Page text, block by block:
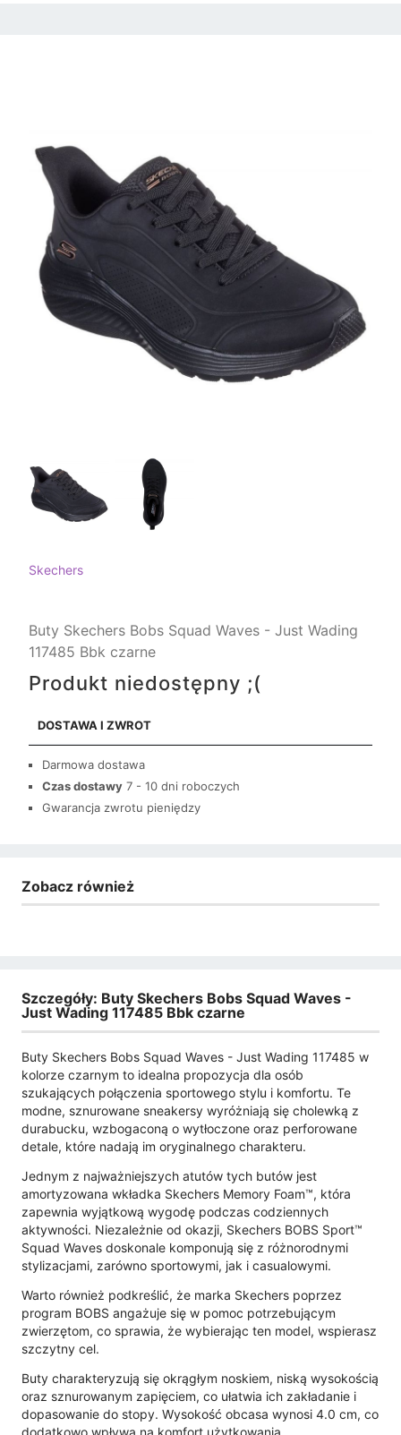
Skechers
Buty Skechers Bobs Squad Waves - Just Wading
117485 Bbk czarne
Produkt niedostępny ;(
DOSTAWA I ZWROT
Darmowa dostawa
Czas dostawy 7 - 10 dni roboczych
Gwarancja zwrotu pieniędzy
Zobacz również
Szczegóły: Buty Skechers Bobs Squad Waves -
Just Wading 117485 Bbk czarne
Buty Skechers Bobs Squad Waves - Just Wading 117485 w
kolorze czarnym to idealna propozycja dla osób
szukających połączenia sportowego stylu i komfortu. Te
modne, sznurowane sneakersy wyróżniają się cholewką z
durabucku, wzbogaconą o wytłoczone oraz perforowane
detale, które nadają im oryginalnego charakteru.
Jednym z najważniejszych atutów tych butów jest
amortyzowana wkładka Skechers Memory Foam™, która
zapewnia wyjątkową wygodę podczas codziennych
aktywności. Niezależnie od okazji, Skechers BOBS Sport™
Squad Waves doskonale komponują się z różnorodnymi
stylizacjami, zarówno sportowymi, jak i casualowymi.
Warto również podkreślić, że marka Skechers poprzez
program BOBS angażuje się w pomoc potrzebującym
zwierzętom, co sprawia, że wybierając ten model, wspierasz
szczytny cel.
Buty charakteryzują się okrągłym noskiem, niską wysokością
oraz sznurowanym zapięciem, co ułatwia ich zakładanie i
dopasowanie do stopy. Wysokość obcasa wynosi 4.0 cm, co
dodatkowo wpływa na komfort użytkowania.